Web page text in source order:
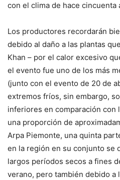
con el clima de hace cincuenta
Los productores recordarán
debido al daño a las plantas
Khan – por el calor excesivo
el evento fue uno de los más
(junto con el evento de 20 de
extremos fríos, sin embargo,
inferiores en comparación con
una proporción de
Arpa Piemonte, una quinta
en la región en su conjunto se
largos períodos secos a fines
verano, pero también debido a